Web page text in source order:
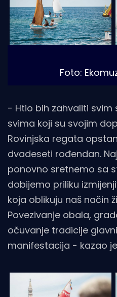
Foto:
- Htio bih zahvaliti
svima koji su svojim
Rovinjska regata
dvadeseti rođendan.
ponovno sretnemo sa
dobijemo priliku
koja oblikuju naš način
Povezivanje obala,
očuvanje tradicije
manifestacija - kazao